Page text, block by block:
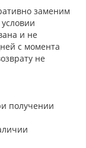
заменим
и не
с момента
не
получении